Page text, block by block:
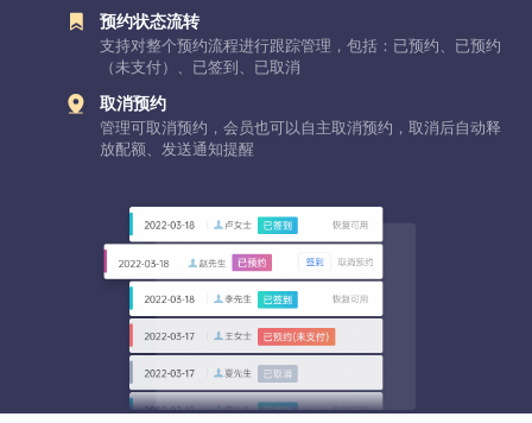
预约状态流转
支持对整个预约流程进行跟踪管理，包括：已预约、已预约
（未支付）、已签到、已取消
取消预约
管理可取消预约，会员也可以自主取消预约，取消后自动释
放配额、发送通知提醒